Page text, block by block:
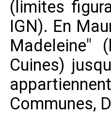
(limites
IGN). En
Madeleine"
Cuines)
Communes,